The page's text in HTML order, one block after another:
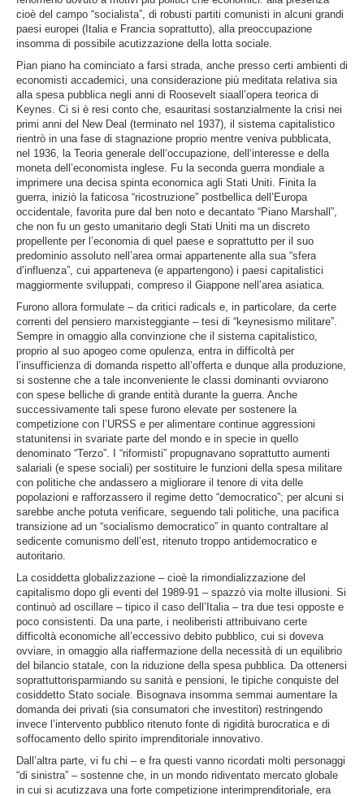
cioè del campo “socialista”, di robusti partiti comunisti in alcuni grandi
paesi europei (Italia e Francia soprattutto), alla preoccupazione
insomma di possibile acutizzazione della lotta sociale.
Pian piano ha cominciato a farsi strada, anche presso certi ambienti di
economisti accademici, una considerazione più meditata relativa sia
alla spesa pubblica negli anni di Roosevelt siaall’opera teorica di
Keynes. Ci si è resi conto che, esauritasi sostanzialmente la crisi nei
primi anni del New Deal (terminato nel 1937), il sistema capitalistico
rientrò in una fase di stagnazione proprio mentre veniva pubblicata,
nel 1936, la Teoria generale dell ‘occupazione dell ‘interesse e della
moneta dell’economista inglese. Fu la seconda guerra mondiale a
imprimere una decisa spinta economica agli Stati Uniti. Finita la
guerra, iniziò la faticosa “ricostruzione” postbellica dell’Europa
occidentale, favorita pure dal ben noto e decantato “Piano Marshall”,
che non fu un gesto umanitario degli Stati Uniti ma un discreto
propellente per l’economia di quel paese e soprattutto per il suo
predominio assoluto nell’area ormai appartenente alla sua “sfera
d’influenza”, cui apparteneva (e appartengono) i paesi capitalistici
maggiormente sviluppati, compreso il Giappone nell’area asiatica.
Furono allora formulate – da critici radicals e, in particolare, da certe
correnti del pensiero marxisteggiante – tesi di “keynesismo militare”.
Sempre in omaggio alla convinzione che il sistema capitalistico,
proprio al suo apogeo come opulenza, entra in difficoltà per
l’insufficienza di domanda rispetto all’offerta e dunque alla produzione,
si sostenne che a tale inconveniente le classi dominanti ovviarono
con spese belliche di grande entità durante la guerra. Anche
successivamente tali spese furono elevate per sostenere la
competizione con l’URSS e per alimentare continue aggressioni
statunitensi in svariate parte del mondo e in specie in quello
denominato “Terzo”. I “riformisti” propugnavano soprattutto aumenti
salariali (e spese sociali) per sostituire le funzioni della spesa militare
con politiche che andassero a migliorare il tenore di vita delle
popolazioni e rafforzassero il regime detto “democratico”; per alcuni si
sarebbe anche potuta verificare, seguendo tali politiche, una pacifica
transizione ad un “socialismo democratico” in quanto contraltare al
sedicente comunismo dell’est, ritenuto troppo antidemocratico e
autoritario.
La cosiddetta globalizzazione – cioè la rimondializzazione del
capitalismo dopo gli eventi del 1989-91 – spazzò via molte illusioni. Si
continuò ad oscillare – tipico il caso dell’Italia – tra due tesi opposte e
poco consistenti. Da una parte, i neoliberisti attribuivano certe
difficoltà economiche all’eccessivo debito pubblico, cui si doveva
ovviare, in omaggio alla riaffermazione della necessità di un equilibrio
del bilancio statale, con la riduzione della spesa pubblica. Da ottenersi
soprattuttorisparmiando su sanità e pensioni, le tipiche conquiste del
cosiddetto Stato sociale. Bisognava insomma semmai aumentare la
domanda dei privati (sia consumatori che investitori) restringendo
invece l’intervento pubblico ritenuto fonte di rigidità burocratica e di
soffocamento dello spirito imprenditoriale innovativo.
Dall’altra parte, vi fu chi – e fra questi vanno ricordati molti personaggi
“di sinistra” – sostenne che, in un mondo ridiventato mercato globale
in cui si acutizzava una forte competizione interimprenditoriale, era